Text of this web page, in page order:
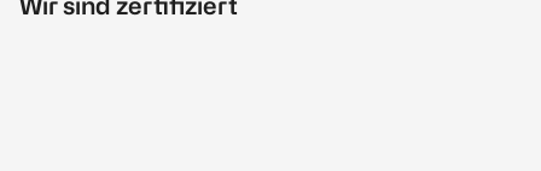
Wir sind zertifiziert